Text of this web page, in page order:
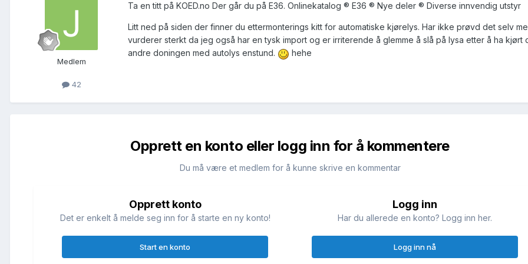
Medlem
42
Ta en titt på KOED.no Der går du på E36. Onlinekatalog ® E36 ® Nye deler ® Diverse innvendig utstyr
Litt ned på siden der finner du ettermonterings kitt for automatiske kjørelys. Har ikke prøvd det selv
vurderer sterkt da jeg også har en tysk import og er irriterende å glemme å slå på lysa etter å ha kjørt
andre doningen med autolys enstund.
hehe
Opprett en konto eller logg inn for å kommentere
Du må være et medlem for å kunne skrive en kommentar
Opprett konto
Det er enkelt å melde seg inn for å starte en ny konto!
Start en konto
Logg inn
Har du allerede en konto? Logg inn her.
Logg inn nå